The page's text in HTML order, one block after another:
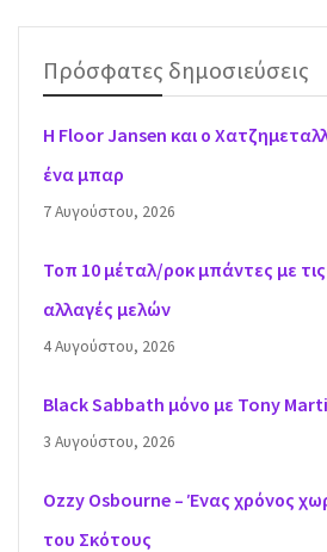
Πρόσφατες δημοσιεύσεις
H Floor Jansen και ο
ένα μπαρ
7 Αυγούστου, 2026
Τοπ 10 μέταλ/ροκ μπάντες με
αλλαγές μελών
4 Αυγούστου, 2026
Black Sabbath μόνο με Tony
3 Αυγούστου, 2026
Ozzy Osbourne – Ένας χρόνος
του Σκότους